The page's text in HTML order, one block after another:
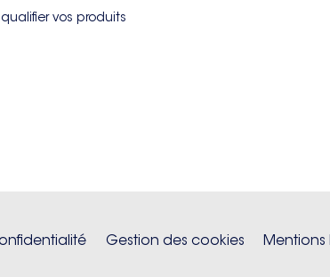
vos produits
Gestion des cookies Mentions